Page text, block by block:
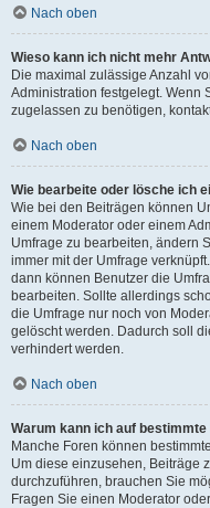
Nach oben
Wieso kann ich nicht mehr
Die maximal zulässige Anzahl
Administration festgelegt. Wenn
zugelassen zu benötigen,
Nach oben
Wie bearbeite oder lösche ich
Wie bei den Beiträgen können
einem Moderator oder einem
Umfrage zu bearbeiten, ändern
immer mit der Umfrage
dann können Benutzer die
bearbeiten. Sollte allerdings
die Umfrage nur noch von
gelöscht werden. Dadurch soll
verhindert werden.
Nach oben
Warum kann ich auf
Manche Foren können
Um diese einzusehen, Beiträge
durchzuführen, brauchen Sie
Fragen Sie einen Moderator